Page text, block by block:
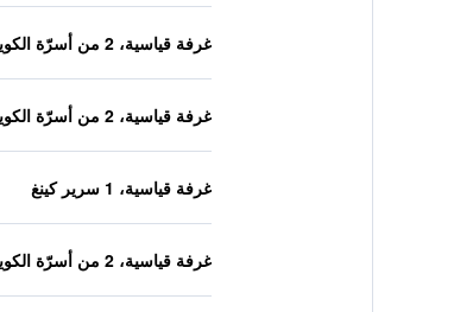
غرفة قياسية، 2 من أسرّة الكوين
غرفة قياسية، 2 من أسرّة الكوين
غرفة قياسية، 1 سرير كينغ
غرفة قياسية، 2 من أسرّة الكوين